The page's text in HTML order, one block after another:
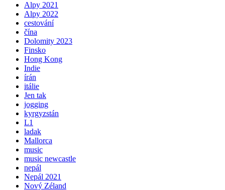
Alpy 2021
Alpy 2022
cestování
čína
Dolomity 2023
Finsko
Hong Kong
Indie
írán
itálie
Jen tak
jogging
kyrgyzstán
L1
ladak
Mallorca
music
music newcastle
nepál
Nepál 2021
Nový Zéland